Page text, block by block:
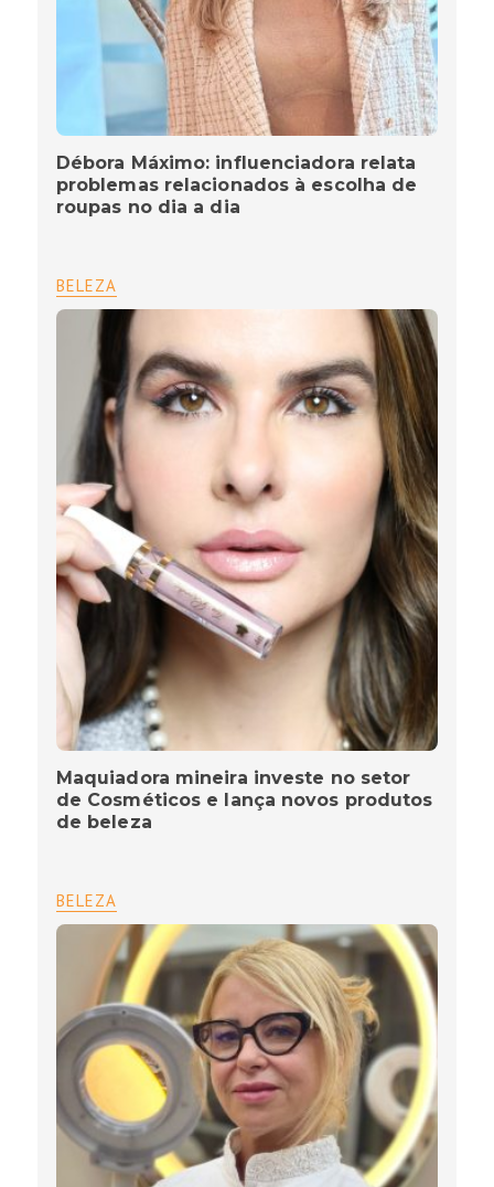
Débora Máximo: influenciadora relata
problemas relacionados à escolha de
roupas no dia a dia
BELEZA
Maquiadora mineira investe no setor
de Cosméticos e lança novos produtos
de beleza
BELEZA